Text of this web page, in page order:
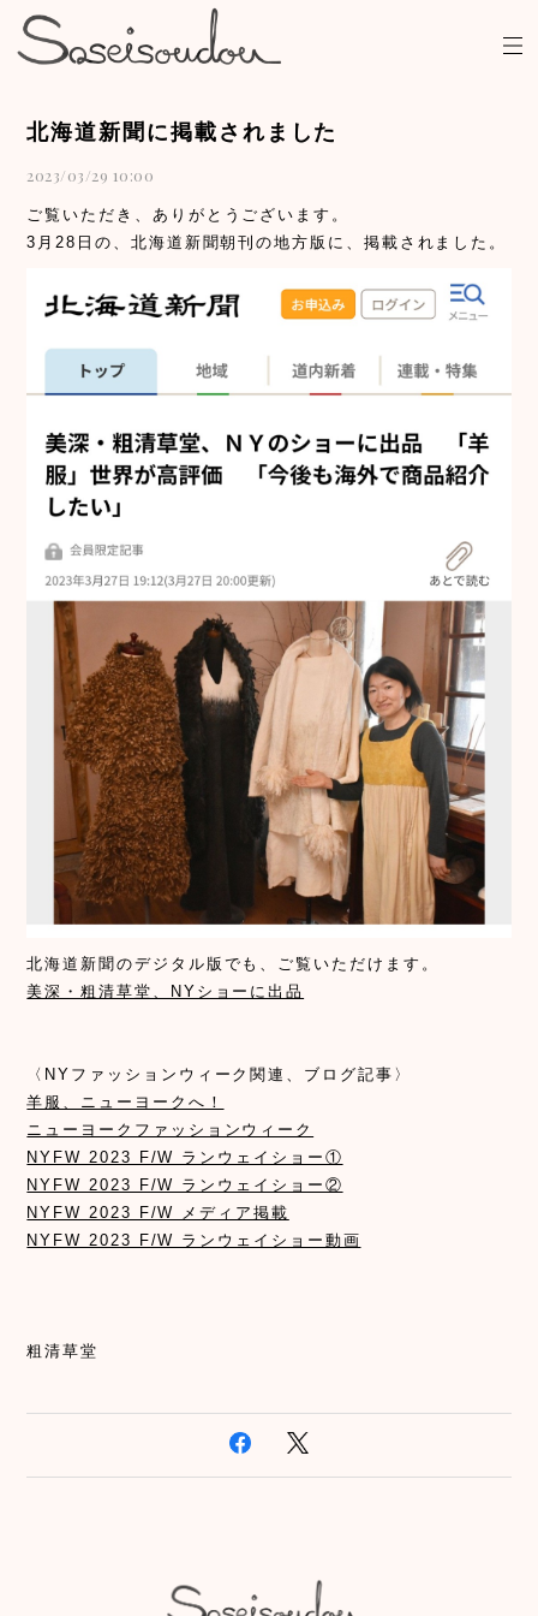
北海道新聞に掲載されました
2023/03/29 10:00
ご覧いただき、ありがとうございます。
3月28日の、北海道新聞朝刊の地方版に、掲載されました。
北海道新聞のデジタル版でも、ご覧いただけます。
美深・粗清草堂、NYショーに出品
〈NYファッションウィーク関連、ブログ記事〉
羊服、ニューヨークへ！
ニューヨークファッションウィーク
NYFW 2023 F/W ランウェイショー①
NYFW 2023 F/W ランウェイショー②
NYFW 2023 F/W メディア掲載
NYFW 2023 F/W ランウェイショー動画
粗清草堂